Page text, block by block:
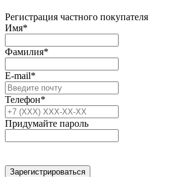
Регистрация частного покупателя
Имя*
Фамилия*
E-mail*
Телефон*
Придумайте пароль
Зарегистрироваться